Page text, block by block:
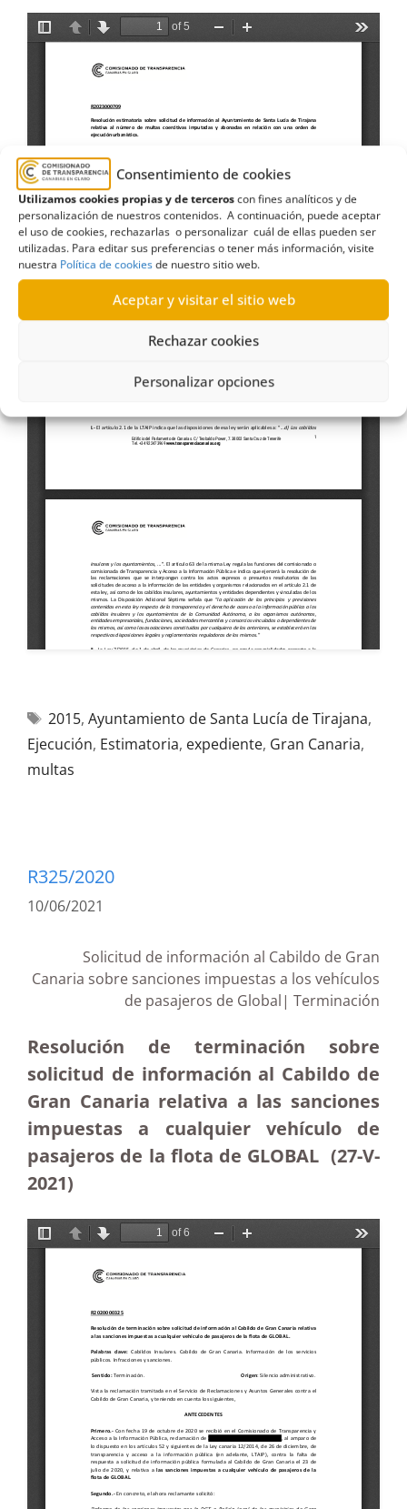
Consentimiento de cookies
Utilizamos cookies propias y de terceroscon fines analíticos y de
personalización de nuestros contenidos. A continuación, puede aceptar
el uso de cookies, rechazarlas o personalizar cuál de ellas pueden ser
utilizadas. Para editar sus preferencias o tener más información, visite
nuestra Política de cookiesde nuestro sitio web.
Aceptar y visitar el sitio web
Rechazar cookies
Personalizar opciones
2015, Ayuntamiento de Santa Lucía de Tirajana,
Ejecución, Estimatoria, expediente, Gran Canaria,
multas
R325/2020
10/06/2021
Solicitud de información al Cabildo de Gran
Canaria sobre sanciones impuestas a los vehículos
de pasajeros de Global| Terminación
Resolución de terminación sobre
solicitud de información al Cabildo de
Gran Canaria relativa a las sanciones
impuestas a cualquier vehículo de
pasajeros de la flota de GLOBAL (27-V-
2021)